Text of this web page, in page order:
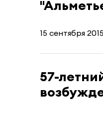
15 сентября
57-